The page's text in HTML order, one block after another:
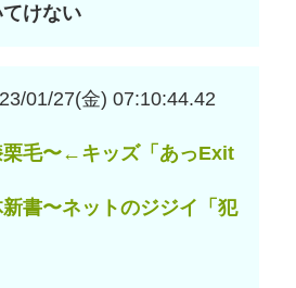
けない
01/27(金) 07:10:44.42
栗毛〜←キッズ「あっExit
書〜ネットのジジイ「犯